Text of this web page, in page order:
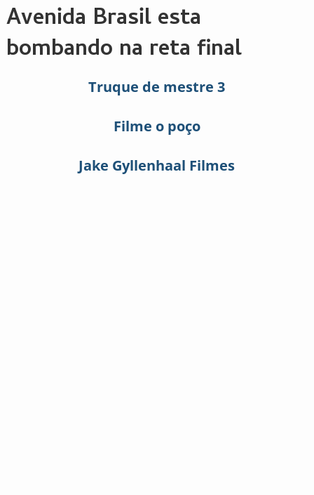
Avenida Brasil esta
bombando na reta final
Truque de mestre 3
Filme o poço
Jake Gyllenhaal Filmes